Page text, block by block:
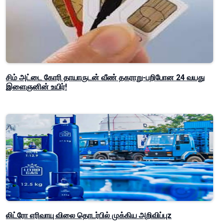
சிம் அட்டை கோரி தாயாருடன் வீண் தகராறு-பறிபோன 24 வயது
இளைஞனின் உயிர்!
லிட்ரோ எரிவாயு விலை தொடர்பில் முக்கிய அறிவிப்புz